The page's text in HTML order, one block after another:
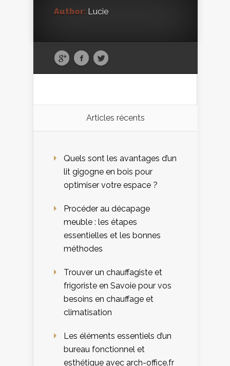
Author: Lucie
Articles récents
Quels sont les avantages d’un
lit gigogne en bois pour
optimiser votre espace ?
Procéder au décapage
meuble : les étapes
essentielles et les bonnes
méthodes
Trouver un chauffagiste et
frigoriste en Savoie pour vos
besoins en chauffage et
climatisation
Les éléments essentiels d’un
bureau fonctionnel et
esthétique avec arch-office.fr